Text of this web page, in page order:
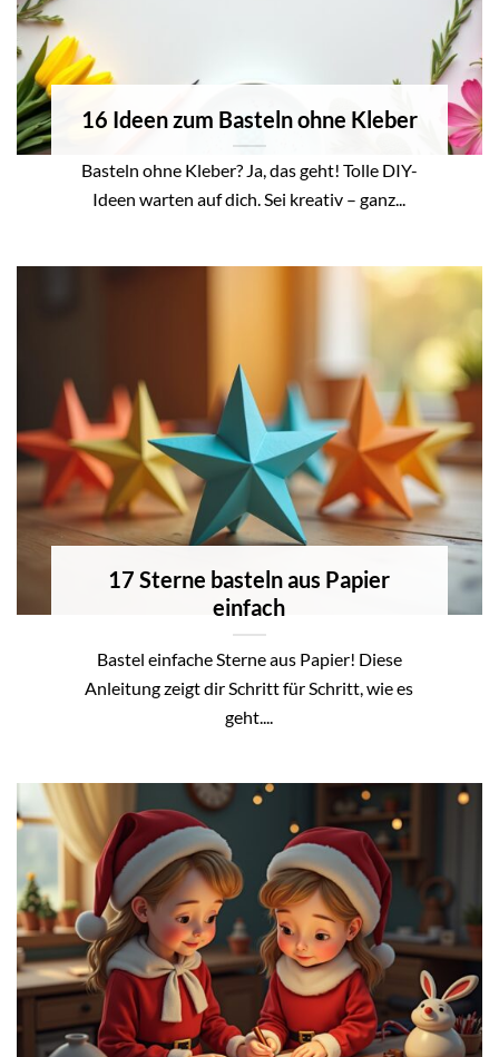
16 Ideen zum Basteln ohne Kleber
Basteln ohne Kleber? Ja, das geht! Tolle DIY-
Ideen warten auf dich. Sei kreativ – ganz...
17 Sterne basteln aus Papier
einfach
Bastel einfache Sterne aus Papier! Diese
Anleitung zeigt dir Schritt für Schritt, wie es
geht....